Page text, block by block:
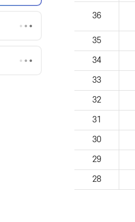
36
35
34
33
32
31
30
29
28